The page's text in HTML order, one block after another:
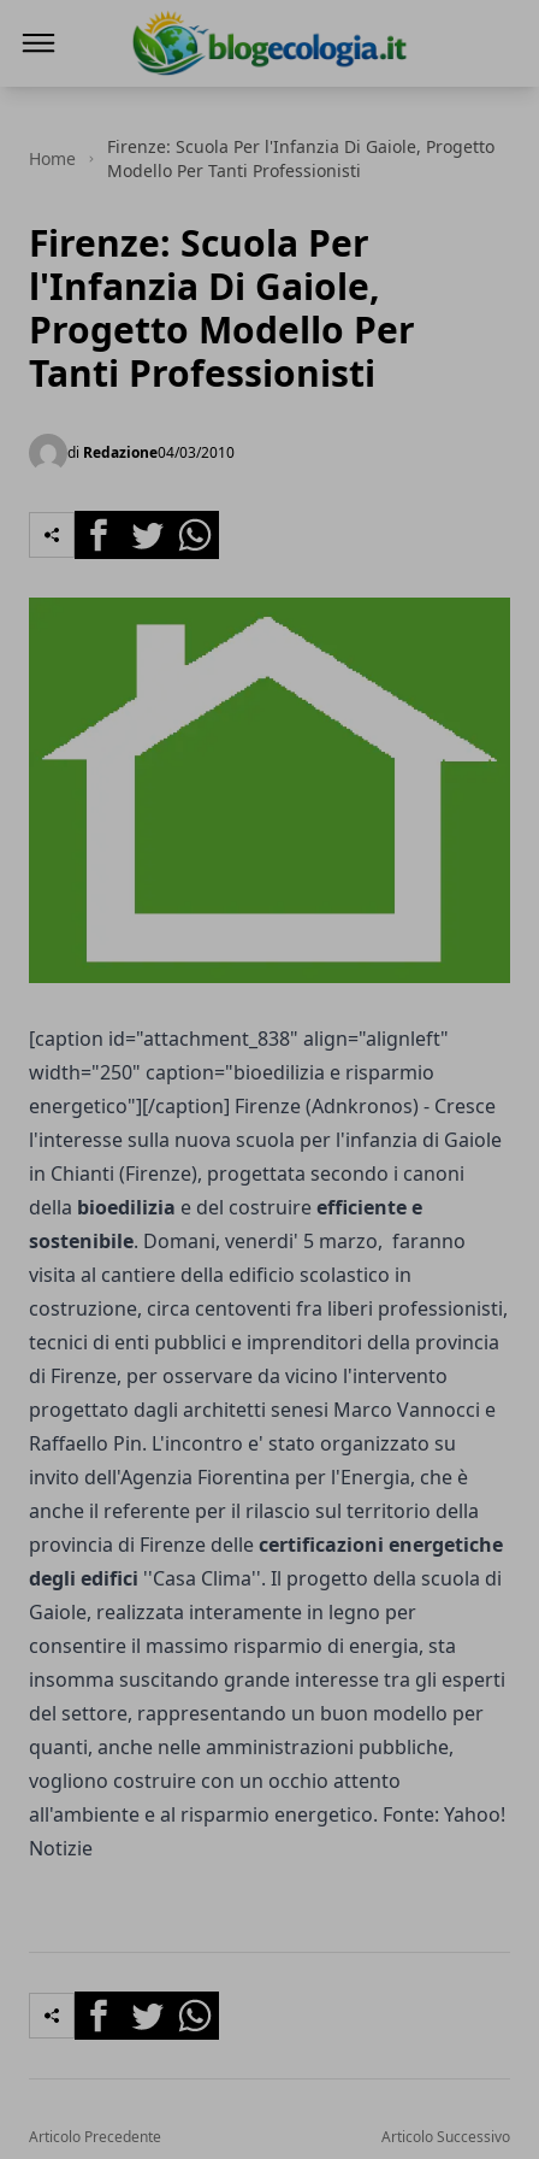
Home
Firenze: Scuola Per l'Infanzia Di Gaiole, Progetto
Modello Per Tanti Professionisti
Firenze: Scuola Per
l'Infanzia Di Gaiole,
Progetto Modello Per
Tanti Professionisti
di Redazione04/03/2010
FacebookTwitterWhatsapp
[caption id="attachment_838" align="alignleft"
width="250" caption="bioedilizia e risparmio
energetico"][/caption] Firenze (Adnkronos) - Cresce
l'interesse sulla nuova scuola per l'infanzia di Gaiole
in Chianti (Firenze), progettata secondo i canoni
della bioedilizia e del costruireefficiente e
sostenibile. Domani, venerdi' 5 marzo, faranno
visita al cantiere della edificio scolastico in
costruzione, circa centoventi fra liberi professionisti,
tecnici di enti pubblici e imprenditori della provincia
di Firenze, per osservare da vicino l'intervento
progettato dagli architetti senesi Marco Vannocci e
Raffaello Pin. L'incontro e' stato organizzato su
invito dell'Agenzia Fiorentina per l'Energia, che è
anche il referente per il rilascio sul territorio della
provincia di Firenze dellecertificazioni energetiche
degli edifici ''Casa Clima''. Il progetto della scuola di
Gaiole, realizzata interamente in legno per
consentire il massimo risparmio di energia, sta
insomma suscitando grande interesse tra gli esperti
del settore, rappresentando un buon modello per
quanti, anche nelle amministrazioni pubbliche,
vogliono costruire con un occhio attento
all'ambiente e al risparmio energetico. Fonte: Yahoo!
Notizie
FacebookTwitterWhatsapp
Articolo Precedente Articolo Successivo